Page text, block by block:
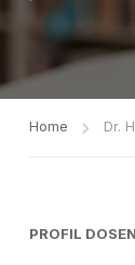
Home Dr.
PROFIL